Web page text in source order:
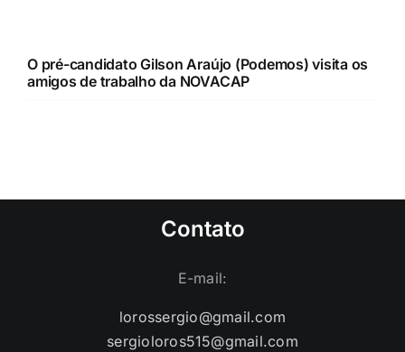
O pré-candidato Gilson Araújo (Podemos) visita os
amigos de trabalho da NOVACAP
Contato
E-mail:
lorossergio@gmail.com
sergioloros515@gmail.com